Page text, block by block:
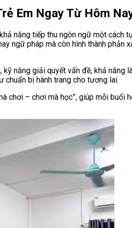
Em Ngay Từ Hôm
năng tiếp thu ngôn ngữ một cách
ngữ pháp mà còn hình thành phản
năng giải quyết vấn đề, khả năng
bị hành trang cho tương lai.
chơi – chơi mà học”, giúp mỗi